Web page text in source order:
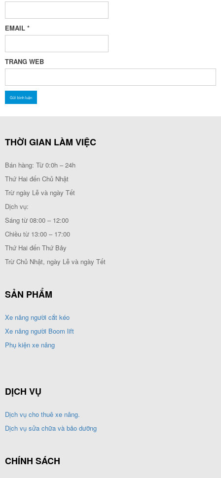
EMAIL *
TRANG WEB
THỜI GIAN LÀM VIỆC
Bán hàng: Từ 0:0h – 24h
Thứ Hai đến Chủ Nhật
Trừ ngày Lễ và ngày Tết
Dịch vụ:
Sáng từ 08:00 – 12:00
Chiều từ 13:00 – 17:00
Thứ Hai đến Thứ Bảy
Trừ Chủ Nhật, ngày Lễ và ngày Tết
SẢN PHẨM
Xe nâng người cắt kéo
Xe nâng người Boom lift
Phụ kiện xe nâng
DỊCH VỤ
Dịch vụ cho thuê xe nâng.
Dịch vụ sửa chữa và bảo dưỡng
CHÍNH SÁCH